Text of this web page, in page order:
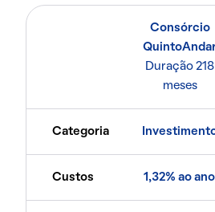
Consórcio
Duração 218
meses
Categoria
Custos 1,32% ao ano